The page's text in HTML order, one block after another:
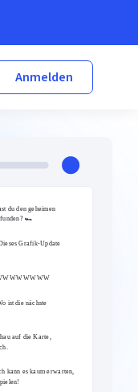
Anmelden